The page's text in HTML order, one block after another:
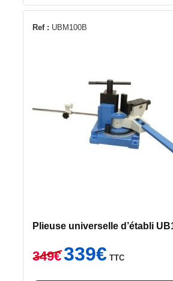
599€.
299€.
Ref : UBM100B
Plieuse universelle d’établi
349€
Le
prix
339€prix
TTC